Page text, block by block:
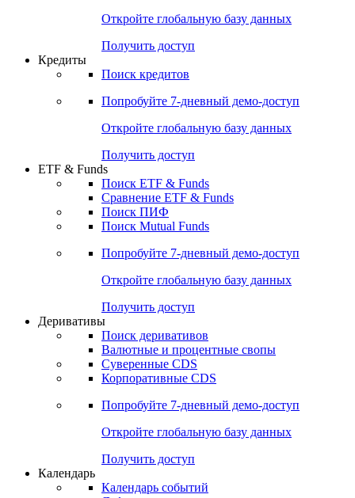
Откройте глобальную базу данных
Получить доступ
Кредиты
Поиск кредитов
Попробуйте 7-дневный демо-доступ
Откройте глобальную базу данных
Получить доступ
ETF & Funds
Поиск ETF & Funds
Сравнение ETF & Funds
Поиск ПИФ
Поиск Mutual Funds
Попробуйте 7-дневный демо-доступ
Откройте глобальную базу данных
Получить доступ
Деривативы
Поиск деривативов
Валютные и процентные свопы
Суверенные CDS
Корпоративные CDS
Попробуйте 7-дневный демо-доступ
Откройте глобальную базу данных
Получить доступ
Календарь
Календарь событий